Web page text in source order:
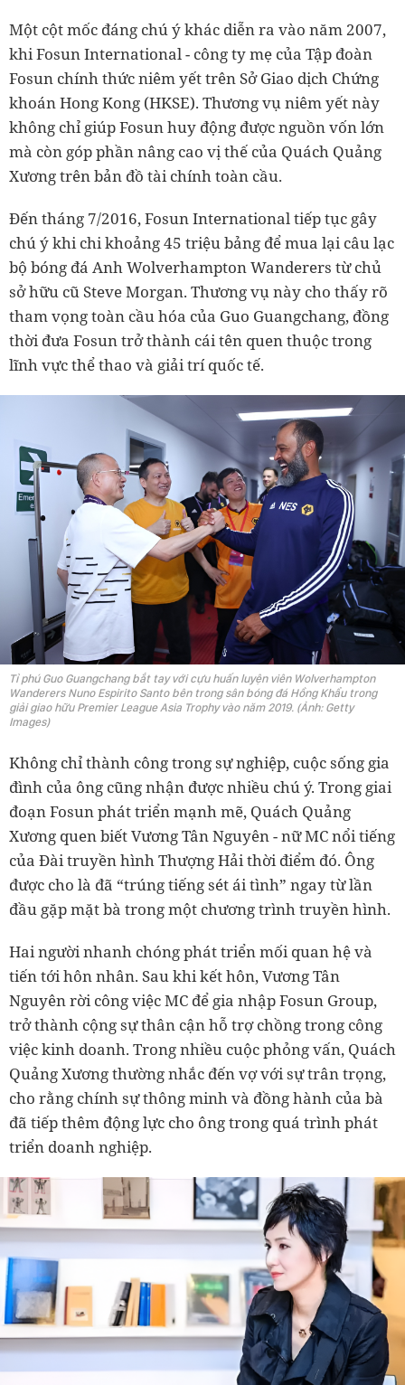
Một cột mốc đáng chú ý khác diễn ra vào năm 2007,
khi Fosun International - công ty mẹ của Tập đoàn
Fosun chính thức niêm yết trên Sở Giao dịch Chứng
khoán Hong Kong (HKSE). Thương vụ niêm yết này
không chỉ giúp Fosun huy động được nguồn vốn lớn
mà còn góp phần nâng cao vị thế của Quách Quảng
Xương trên bản đồ tài chính toàn cầu.
Đến tháng 7/2016, Fosun International tiếp tục gây
chú ý khi chi khoảng 45 triệu bảng để mua lại câu lạc
bộ bóng đá Anh Wolverhampton Wanderers từ chủ
sở hữu cũ Steve Morgan. Thương vụ này cho thấy rõ
tham vọng toàn cầu hóa của Guo Guangchang, đồng
thời đưa Fosun trở thành cái tên quen thuộc trong
lĩnh vực thể thao và giải trí quốc tế.
Tỉ phú Guo Guangchang bắt tay với cựu huấn luyện viên Wolverhampton
Wanderers Nuno Espirito Santo bên trong sân bóng đá Hồng Khẩu trong
giải giao hữu Premier League Asia Trophy vào năm 2019. (Ảnh: Getty
Images)
Không chỉ thành công trong sự nghiệp, cuộc sống gia
đình của ông cũng nhận được nhiều chú ý. Trong giai
đoạn Fosun phát triển mạnh mẽ, Quách Quảng
Xương quen biết Vương Tân Nguyên - nữ MC nổi tiếng
của Đài truyền hình Thượng Hải thời điểm đó. Ông
được cho là đã “trúng tiếng sét ái tình” ngay từ lần
đầu gặp mặt bà trong một chương trình truyền hình.
Hai người nhanh chóng phát triển mối quan hệ và
tiến tới hôn nhân. Sau khi kết hôn, Vương Tân
Nguyên rời công việc MC để gia nhập Fosun Group,
trở thành cộng sự thân cận hỗ trợ chồng trong công
việc kinh doanh. Trong nhiều cuộc phỏng vấn, Quách
Quảng Xương thường nhắc đến vợ với sự trân trọng,
cho rằng chính sự thông minh và đồng hành của bà
đã tiếp thêm động lực cho ông trong quá trình phát
triển doanh nghiệp.